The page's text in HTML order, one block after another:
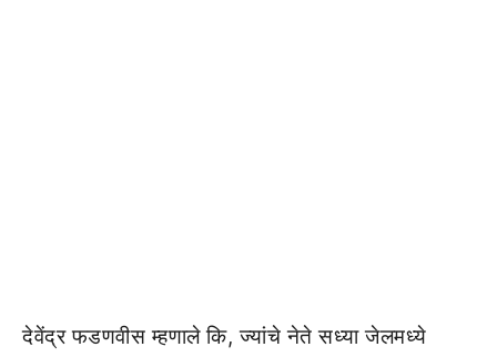
देवेंद्र फडणवीस म्हणाले कि, ज्यांचे नेते सध्या जेलमध्ये